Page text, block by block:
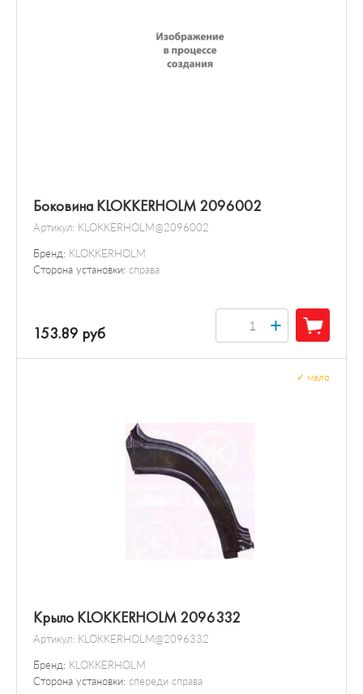
Боковина KLOKKERHOLM 2096002
Артикул: KLOKKERHOLM@2096002
Бренд: KLOKKERHOLM
Сторона установки: справа
153.89 руб +
Крыло KLOKKERHOLM 2096332
Артикул: KLOKKERHOLM@2096332
Бренд: KLOKKERHOLM
Сторона установки: спереди справа
мало